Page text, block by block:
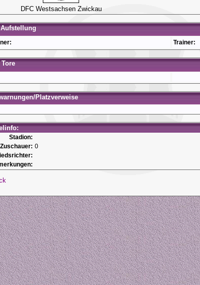
DFC Westsachsen Zwickau
Trainer:
Tore
Platzverweise
Stadion:
Zuschauer: 0